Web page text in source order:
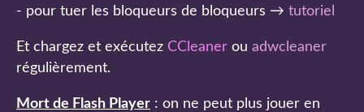
- pour tuer les bloqueurs de bloqueurs → tutoriel
Et chargez et exécutez CCleaner ou adwcleaner
régulièrement.
Mort de Flash Player : on ne peut plus jouer en